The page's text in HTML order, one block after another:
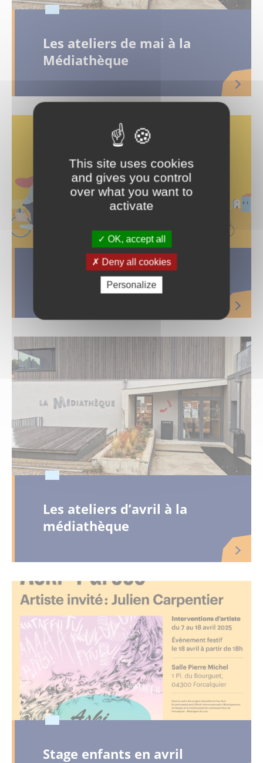
Les ateliers de mai à la
Médiathèque
Mai à vélo
Les ateliers d’avril à la
médiathèque
Stage enfants en avril
This site uses cookies
and gives you control
over what you want to
activate
OK, accept all
Deny all cookies
Personalize